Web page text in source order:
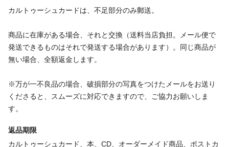
カルトゥーシュカードは、不足部分のみ郵送。
商品に在庫がある場合、それと交換（送料当店負担。メール便で
発送できるものはそれで発送する場合があります）。同じ商品が
無い場合、全額返金します。
※万が一不良品の場合、破損部分の写真をつけたメールをお送り
くださると、スムーズに対応できますので、ご協力お願いしま
す。
返品期限
カルトゥーシュカード、本、CD、オーダーメイド商品、ポストカ